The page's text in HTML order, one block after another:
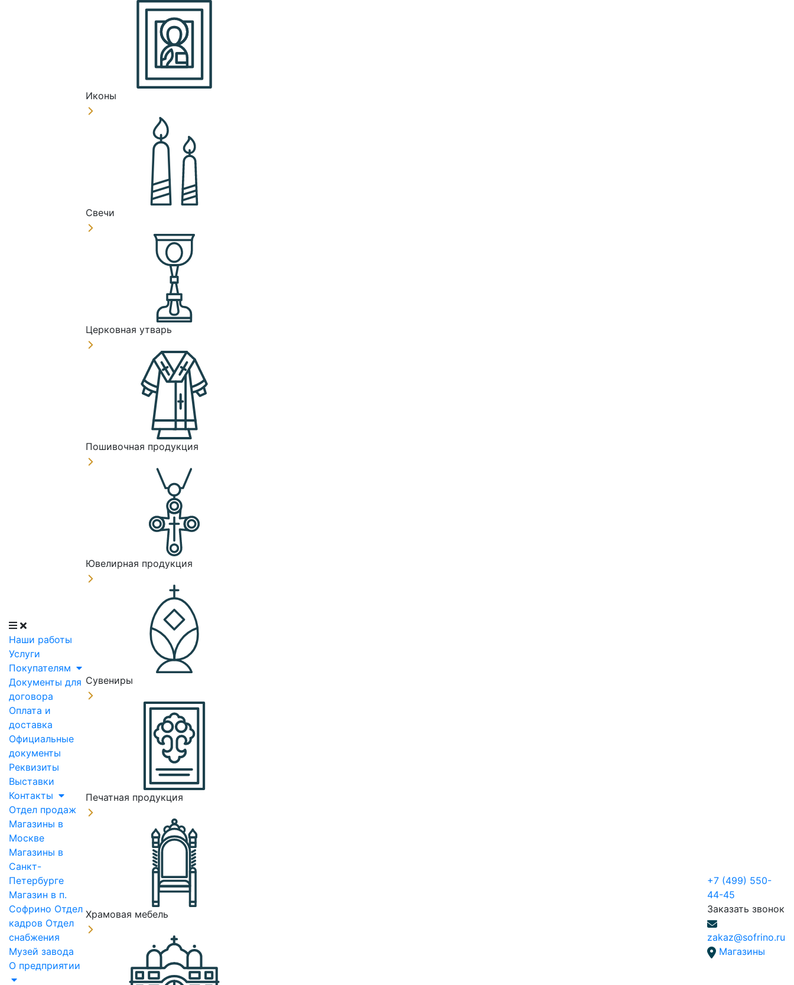
Наши работы
Услуги
Покупателям
Документы для
договора
Оплата и
доставка
Официальные
документы
Реквизиты
Выставки
Контакты
Отдел продаж
Магазины в
Москве
Магазины в
Санкт-
Петербурге
Магазин в п.
Софрино Отдел
кадров Отдел
снабжения
Музей завода
О предприятии
Иконы
Свечи
Церковная утварь
Пошивочная продукция
Ювелирная продукция
Сувениры
Печатная продукция
Храмовая мебель
+7 (499) 550-
44-45
Заказать звонок
zakaz@sofrino.ru
Магазины